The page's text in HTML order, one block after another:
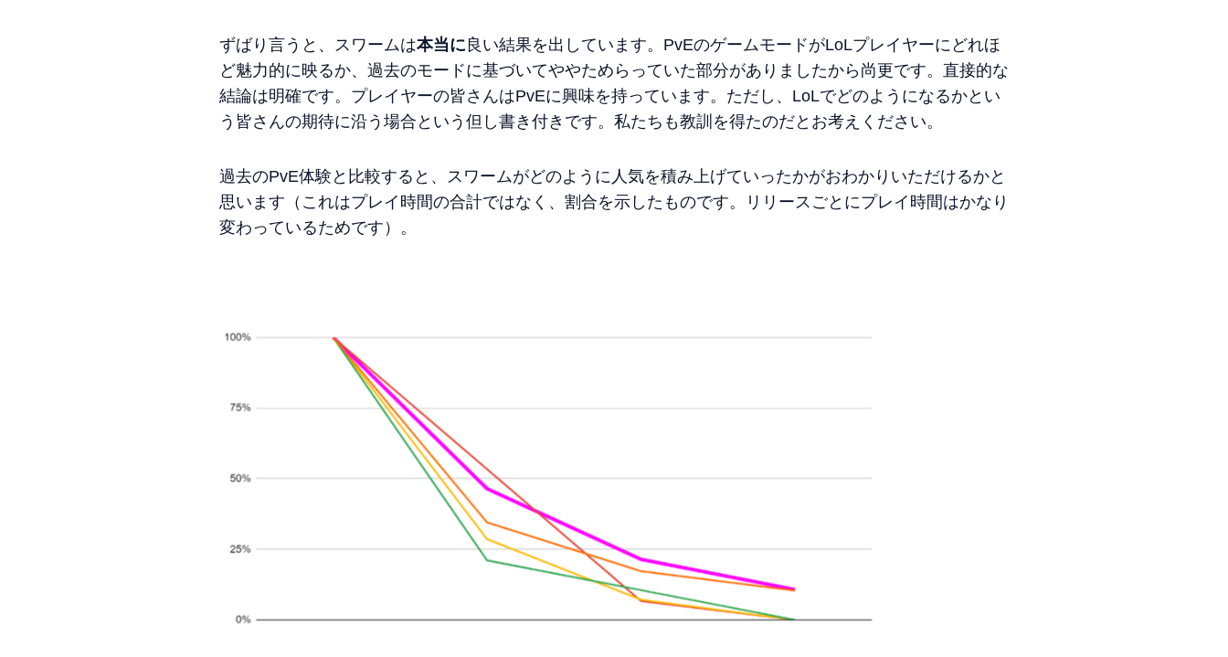
ずばり言うと、スワームは本当に 良い結果を出しています。PvEのゲームモードがLoLプレイヤーにどれほ
ど魅力的に映るか、過去のモードに基づいてややためらっていた部分がありましたから尚更です。直接的な
結論は明確です。プレイヤーの皆さんはPvEに興味を持っています。ただし、LoLでどのようになるかとい
う皆さんの期待に沿う場合という但し書き付きです。私たちも教訓を得たのだとお考えください。
過去のPvE体験と比較すると、スワームがどのように人気を積み上げていったかがおわかりいただけるかと
思います（これはプレイ時間の合計ではなく、割合を示したものです。リリースごとにプレイ時間はかなり
変わっているためです）。